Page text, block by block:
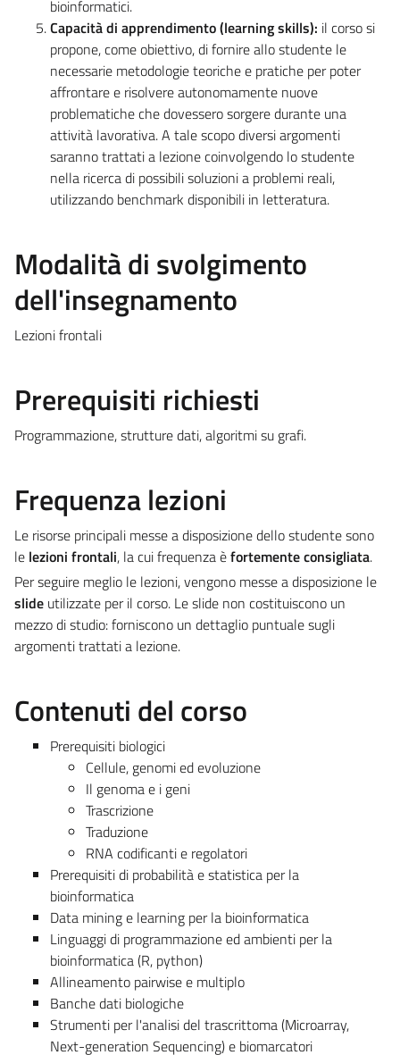
bioinformatici.
Capacità di apprendimento (learning skills): il corso si
propone, come obiettivo, di fornire allo studente le
necessarie metodologie teoriche e pratiche per poter
affrontare e risolvere autonomamente nuove
problematiche che dovessero sorgere durante una
attività lavorativa. A tale scopo diversi argomenti
saranno trattati a lezione coinvolgendo lo studente
nella ricerca di possibili soluzioni a problemi reali,
utilizzando benchmark disponibili in letteratura.
Modalità di svolgimento
dell'insegnamento
Lezioni frontali
Prerequisiti richiesti
Programmazione, strutture dati, algoritmi su grafi.
Frequenza lezioni
Le risorse principali messe a disposizione dello studente sono
le lezioni frontali, la cui frequenza èfortemente consigliata.
Per seguire meglio le lezioni, vengono messe a disposizione le
slide utilizzate per il corso. Le slide non costituiscono un
mezzo di studio: forniscono un dettaglio puntuale sugli
argomenti trattati a lezione.
Contenuti del corso
Prerequisiti biologici
Cellule, genomi ed evoluzione
Il genoma e i geni
Trascrizione
Traduzione
RNA codificanti e regolatori
Prerequisiti di probabilità e statistica per la
bioinformatica
Data mining e learning per la bioinformatica
Linguaggi di programmazione ed ambienti per la
bioinformatica (R, python)
Allineamento pairwise e multiplo
Banche dati biologiche
Strumenti per l'analisi del trascrittoma (Microarray,
Next-generation Sequencing) e biomarcatori